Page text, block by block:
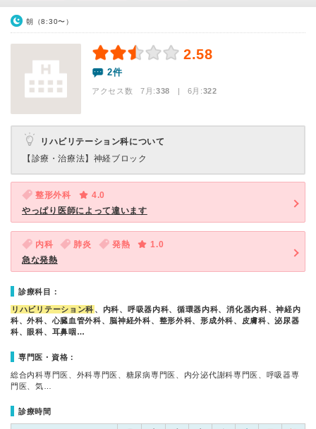
朝（8:30〜）
2.58
2件
アクセス数 7月:338 | 6月:322
リハビリテーション科について
【診療・治療法】 神経ブロック
整形外科
4.0
やっぱり医師によって違います
内科 肺炎 発熱
1.0
急な発熱
診療科目：
リハビリテーション科 、内科、呼吸器内科、循環器内科、消化器内科、神経内
科、外科、心臓血管外科、脳神経外科、整形外科、形成外科、皮膚科、泌尿器
科、眼科、耳鼻咽…
専門医・資格：
総合内科専門医、外科専門医、糖尿病専門医、内分泌代謝科専門医、呼吸器専
門医、気…
診療時間